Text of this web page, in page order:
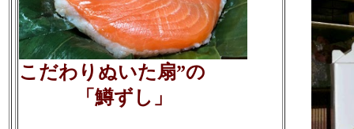
こだわりぬいた扇”の
「鱒ずし」